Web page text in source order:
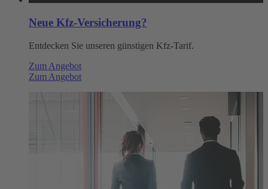
Neue Kfz-Versicherung?
Entdecken Sie unseren günstigen Kfz-Tarif.
Zum Angebot
Zum Angebot